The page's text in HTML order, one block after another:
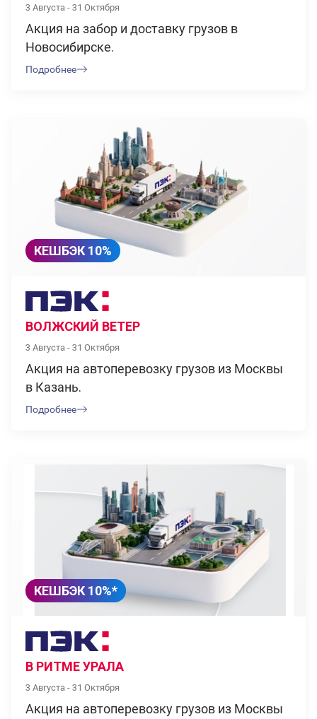
3 Августа - 31 Октября
Акция на забор и доставку грузов в
Новосибирске.
Подробнее
КЕШБЭК 10%
ВОЛЖСКИЙ ВЕТЕР
3 Августа - 31 Октября
Акция на автоперевозку грузов из Москвы
в Казань.
Подробнее
КЕШБЭК 10%*
В РИТМЕ УРАЛА
3 Августа - 31 Октября
Акция на автоперевозку грузов из Москвы